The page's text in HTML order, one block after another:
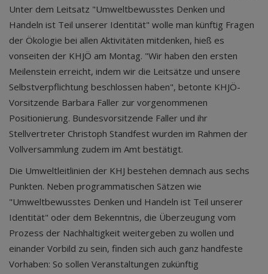
Unter dem Leitsatz "Umweltbewusstes Denken und
Handeln ist Teil unserer Identität" wolle man künftig Fragen
der Ökologie bei allen Aktivitäten mitdenken, hieß es
vonseiten der KHJÖ am Montag. "Wir haben den ersten
Meilenstein erreicht, indem wir die Leitsätze und unsere
Selbstverpflichtung beschlossen haben", betonte KHJÖ-
Vorsitzende Barbara Faller zur vorgenommenen
Positionierung. Bundesvorsitzende Faller und ihr
Stellvertreter Christoph Standfest wurden im Rahmen der
Vollversammlung zudem im Amt bestätigt.
Die Umweltleitlinien der KHJ bestehen demnach aus sechs
Punkten. Neben programmatischen Sätzen wie
"Umweltbewusstes Denken und Handeln ist Teil unserer
Identität" oder dem Bekenntnis, die Überzeugung vom
Prozess der Nachhaltigkeit weitergeben zu wollen und
einander Vorbild zu sein, finden sich auch ganz handfeste
Vorhaben: So sollen Veranstaltungen zukünftig